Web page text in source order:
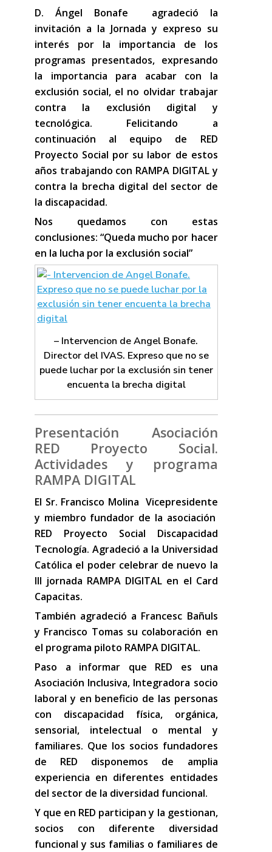
D. Ángel Bonafe agradeció la
invitación a la Jornada y expreso su
interés por la importancia de los
programas presentados, expresando
la importancia para acabar con la
exclusión social, el no olvidar trabajar
contra la exclusión digital y
tecnológica. Felicitando a
continuación al equipo de RED
Proyecto Social por su labor de estos
años trabajando con RAMPA DIGITAL y
contra la brecha digital del sector de
la discapacidad.
Nos quedamos con estas
conclusiones: “Queda mucho por hacer
en la lucha por la exclusión social”
– Intervencion de Angel Bonafe.
Director del IVAS. Expreso que no se
puede luchar por la exclusión sin tener
encuenta la brecha digital
Presentación Asociación
RED Proyecto Social.
Actividades y programa
RAMPA DIGITAL
El Sr. Francisco Molina Vicepresidente
y miembro fundador de la asociación
RED Proyecto Social Discapacidad
Tecnología. Agradeció a la Universidad
Católica el poder celebrar de nuevo la
III jornada RAMPA DIGITAL en el Card
Capacitas.
También agradeció a Francesc Bañuls
y Francisco Tomas su colaboración en
el programa piloto RAMPA DIGITAL.
Paso a informar que RED es una
Asociación Inclusiva, Integradora socio
laboral y en beneficio de las personas
con discapacidad física, orgánica,
sensorial, intelectual o mental y
familiares. Que los socios fundadores
de RED disponemos de amplia
experiencia en diferentes entidades
del sector de la diversidad funcional.
Y que en RED participan y la gestionan,
socios con diferente diversidad
funcional y sus familias o familiares de